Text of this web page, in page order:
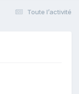
Toute l’activité